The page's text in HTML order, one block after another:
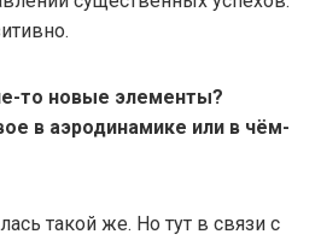
то новые элементы?
в аэродинамике или в чём-
такой же. Но тут в связи с